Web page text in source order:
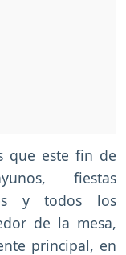
que este fin de
fiestas
y todos los
de la mesa,
principal, en